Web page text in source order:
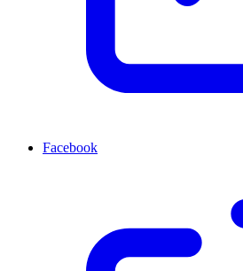
Facebook